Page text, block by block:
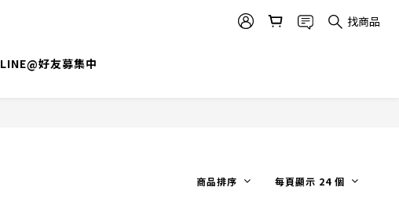
找商品
LINE@好友募集中
商品排序 每頁顯示 24 個